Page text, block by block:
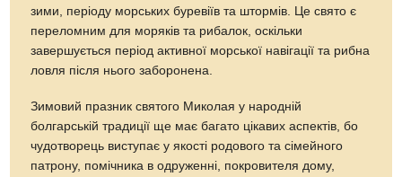
зими, періоду морських буревіїв та штормів. Це свято є
переломним для моряків та рибалок, оскільки
завершується період активної морської навігації та рибна
ловля після нього заборонена.
Зимовий празник святого Миколая у народній
болгарській традиції ще має багато цікавих аспектів, бо
чудотворець виступає у якості родового та сімейного
патрону, помічника в одруженні, покровителя дому,